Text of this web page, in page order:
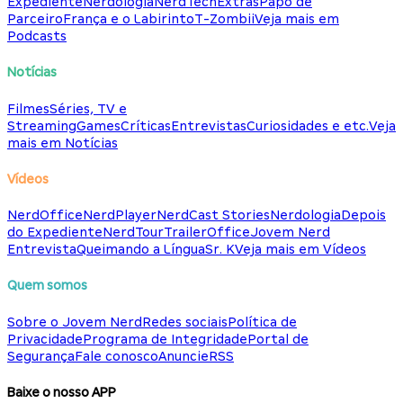
ParceiroFrança e o LabirintoT-ZombiiVeja mais em
Podcasts
Notícias
FilmesSéries, TV e
StreamingGamesCríticasEntrevistasCuriosidades e etc.Veja
mais em Notícias
Vídeos
NerdOfficeNerdPlayerNerdCast StoriesNerdologiaDepois
do ExpedienteNerdTourTrailerOfficeJovem Nerd
EntrevistaQueimando a LínguaSr. KVeja mais em Vídeos
Quem somos
Sobre o Jovem NerdRedes sociaisPolítica de
PrivacidadePrograma de IntegridadePortal de
SegurançaFale conoscoAnuncieRSS
Baixe o nosso APP